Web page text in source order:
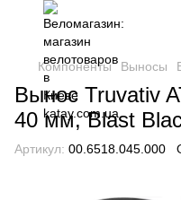
Компоненты Выносы
Вынос Truvativ
40 мм, Blast
Артикул: 00.6518.045.000